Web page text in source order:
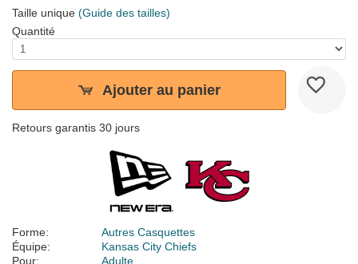
Taille unique (Guide des tailles)
Quantité
Ajouter au panier
Retours garantis 30 jours
Forme:
Autres Casquettes
Équipe:
Kansas City Chiefs
Pour:
Adulte